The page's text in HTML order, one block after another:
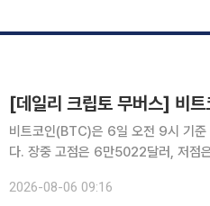
비트코인(BTC)은 6일 오전 9시 기
다. 장중 고점은 6만5022달러, 저점
2026-08-06 09:16